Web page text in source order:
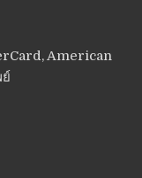
American